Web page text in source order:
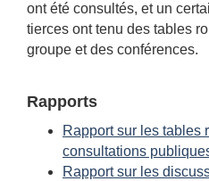
ont été consultés, et un
tierces ont tenu des tables
groupe et des conférences.
Rapports
Rapport sur les tables
consultations
Rapport sur les